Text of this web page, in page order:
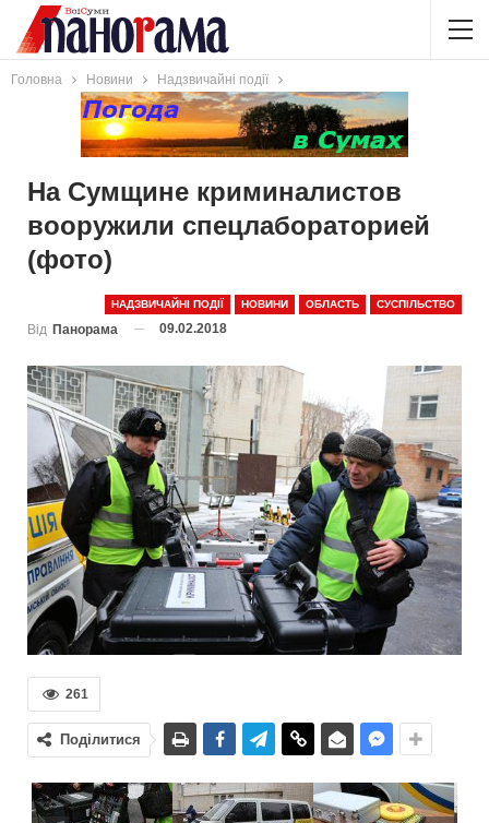
Головна Новини Надзвичайні події
На Сумщине криминалистов
вооружили спецлабораторией
(фото)
НАДЗВИЧАЙНІ ПОДІЇ НОВИНИ ОБЛАСТЬ СУСПІЛЬСТВО
Від Панорама 09.02.2018
261
Поділитися